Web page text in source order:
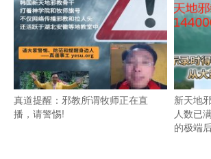
真道提醒：邪教所谓牧师正在直
播，请警惕!
新天地
人数已
的极端